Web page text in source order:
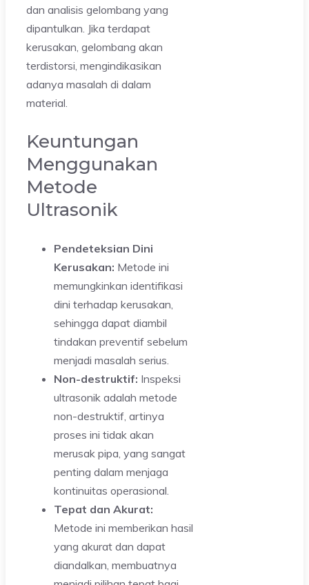
dan analisis gelombang yang
dipantulkan. Jika terdapat
kerusakan, gelombang akan
terdistorsi, mengindikasikan
adanya masalah di dalam
material.
Keuntungan
Menggunakan
Metode
Ultrasonik
Pendeteksian Dini
Kerusakan: Metode ini
memungkinkan identifikasi
dini terhadap kerusakan,
sehingga dapat diambil
tindakan preventif sebelum
menjadi masalah serius.
Non-destruktif: Inspeksi
ultrasonik adalah metode
non-destruktif, artinya
proses ini tidak akan
merusak pipa, yang sangat
penting dalam menjaga
kontinuitas operasional.
Tepat dan Akurat:
Metode ini memberikan hasil
yang akurat dan dapat
diandalkan, membuatnya